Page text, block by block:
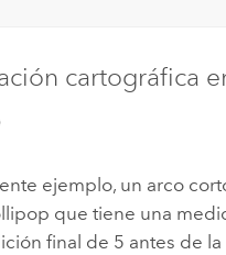
cartográfica
ejemplo, un arco
que tiene una
final de 5 antes de